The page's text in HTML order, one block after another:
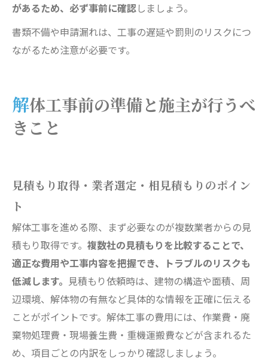
があるため、必ず事前に確認しましょう。
書類不備や申請漏れは、工事の遅延や罰則のリスクにつ
ながるため注意が必要です。
解体工事前の準備と施主が行うべ
きこと
見積もり取得・業者選定・相見積もりのポイン
ト
解体工事を進める際、まず必要なのが複数業者からの見
積もり取得です。 複数社の見積もりを比較することで、
適正な費用や工事内容を把握でき、トラブルのリスクも
低減します。 見積もり依頼時は、建物の構造や面積、周
辺環境、解体物の有無など具体的な情報を正確に伝える
ことがポイントです。解体工事の費用には、作業費・廃
棄物処理費・現場養生費・重機運搬費などが含まれるた
め、項目ごとの内訳をしっかり確認しましょう。